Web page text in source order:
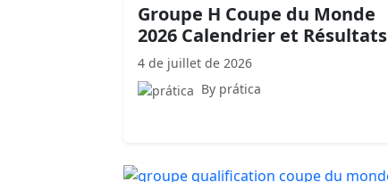
Groupe H Coupe du Monde
2026 Calendrier et Résultats
4 de juillet de 2026
By prática